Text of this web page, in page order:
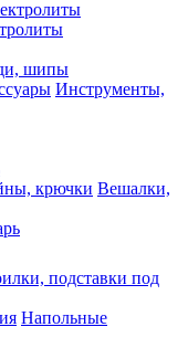
шипы
Инструменты,
Вешалки,
подставки под
Напольные